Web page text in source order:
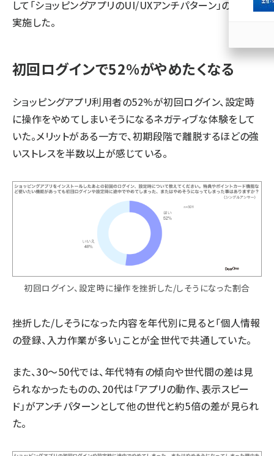
して「ショッピングアプリのUI/UXアンチパターン」の調査を
実施した。
初回ログインで52%がやめたくなる
ショッピングアプリ利用者の52%が初回ログイン、設定時
に操作をやめてしまいそうになるネガティブな体験をして
いた。メリットがある一方で、初期段階で離脱するほどの強
いストレスを半数以上が感じている。
初回ログイン、設定時に操作を挫折した/しそうになった割合
挫折した/しそうになった内容を年代別に見ると「個人情報
の登録、入力作業が多い」ことが全世代で共通していた。
また、30～50代では、年代特有の傾向や世代間の差は見
られなかったものの、20代は「アプリの動作、表示スピー
ド」がアンチパターンとして他の世代と約5倍の差が見られ
た。